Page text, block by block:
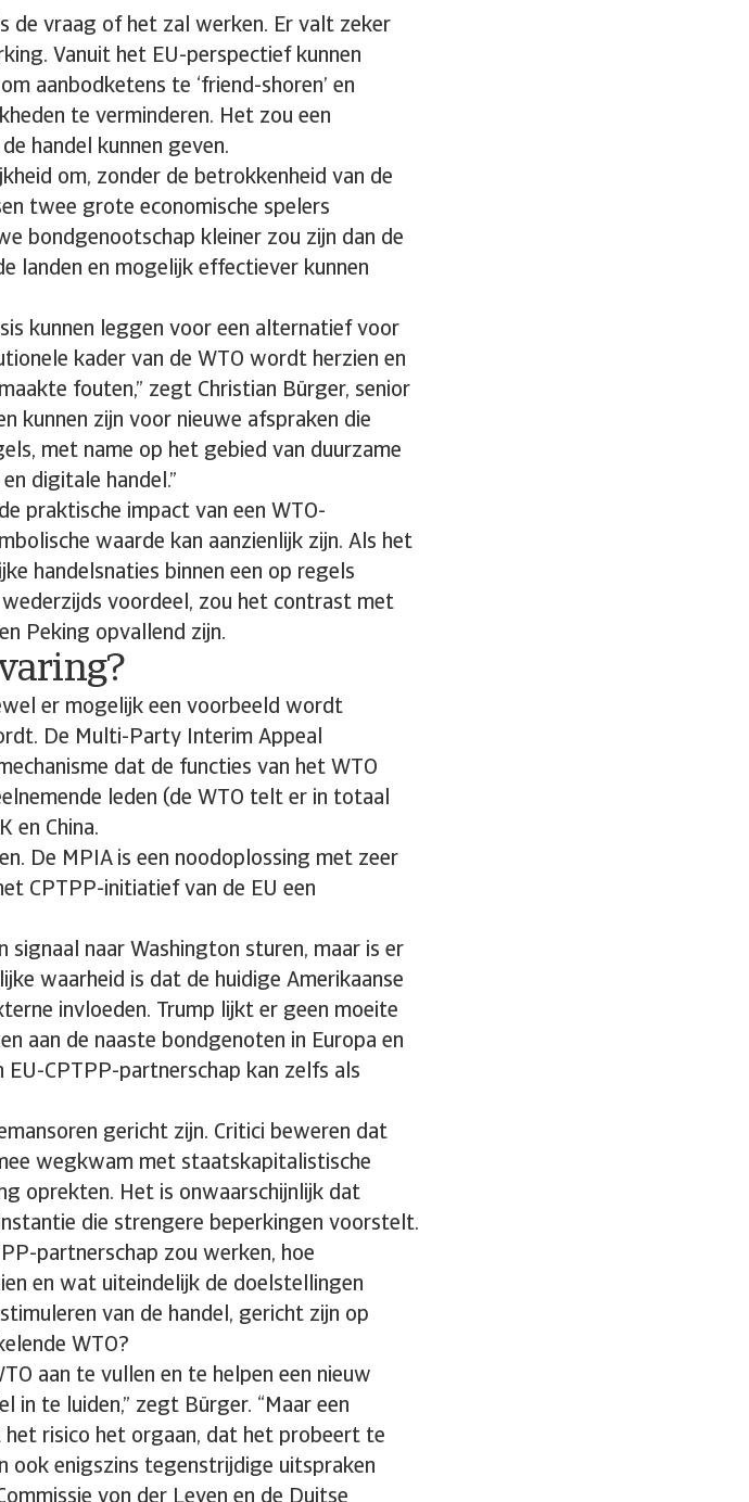
de vraag of het zal werken. Er valt zeker
Vanuit het EU-perspectief kunnen
aanbodketens te ‘friend-shoren’ en
te verminderen. Het zou een
handel kunnen geven.
om, zonder de betrokkenheid van de
twee grote economische spelers
bondgenootschap kleiner zou zijn dan de
landen en mogelijk effectiever kunnen
kunnen leggen voor een alternatief voor
kader van de WTO wordt herzien en
fouten,” zegt Christian Bürger, senior
kunnen zijn voor nieuwe afspraken die
met name op het gebied van duurzame
digitale handel.”
praktische impact van een WTO-
waarde kan aanzienlijk zijn. Als het
handelsnaties binnen een op regels
voordeel, zou het contrast met
Peking opvallend zijn.
er mogelijk een voorbeeld wordt
De Multi-Party Interim Appeal
dat de functies van het WTO
leden (de WTO telt er in totaal
en China.
De MPIA is een noodoplossing met zeer
CPTPP-initiatief van de EU een
signaal naar Washington sturen, maar is er
waarheid is dat de huidige Amerikaanse
invloeden. Trump lijkt er geen moeite
aan de naaste bondgenoten in Europa en
EU-CPTPP-partnerschap kan zelfs als
gericht zijn. Critici beweren dat
wegkwam met staatskapitalistische
oprekten. Het is onwaarschijnlijk dat
die strengere beperkingen voorstelt.
partnerschap zou werken, hoe
en wat uiteindelijk de doelstellingen
van de handel, gericht zijn op
WTO?
aan te vullen en te helpen een nieuw
in te luiden,” zegt Bürger. “Maar een
risico het orgaan, dat het probeert te
ook enigszins tegenstrijdige uitspraken
von der Leyen en de Duitse